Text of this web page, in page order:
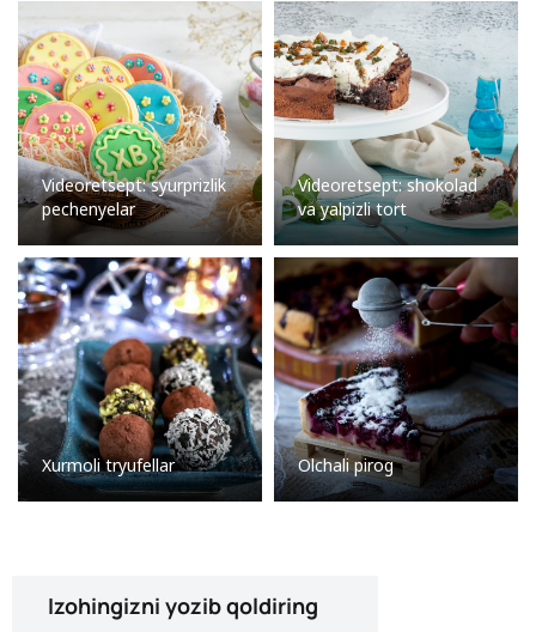
Videoretsept: syurprizlik
pechenyelar
Videoretsept: shokolad
va yalpizli tort
Xurmoli tryufellar Olchali pirog
Izohingizni yozib qoldiring